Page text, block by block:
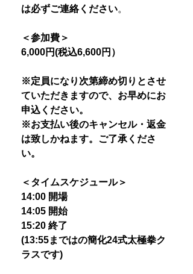
は必ずご連絡ください。
＜参加費＞
6,000円(税込6,600円）
※定員になり次第締め切りとさせ
ていただきますので、お早めにお
申込ください。
※お支払い後のキャンセル・返金
は致しかねます。ご了承くださ
い。
＜タイムスケジュール＞
14:00 開場
14:05 開始
15:20 終了
(13:55まではの簡化24式太極拳ク
ラスです)